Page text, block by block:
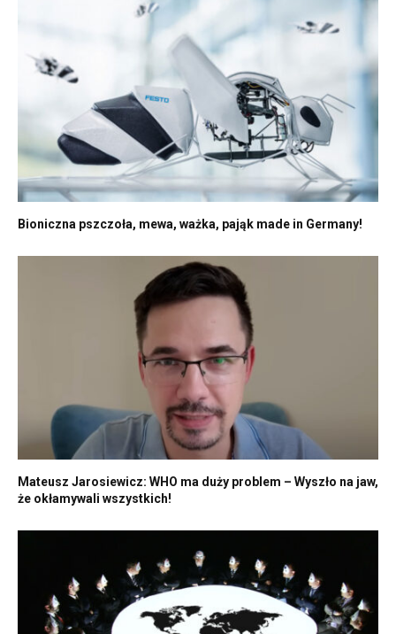
Bioniczna pszczoła, mewa, ważka, pająk made in Germany!
Mateusz Jarosiewicz: WHO ma duży problem – Wyszło na jaw,
że okłamywali wszystkich!